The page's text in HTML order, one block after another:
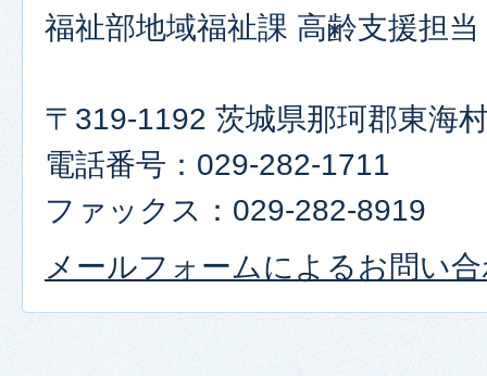
福祉部地域福祉課 高齢支援担当
〒319-1192 茨城県那珂郡東海
電話番号：029-282-1711
ファックス：029-282-8919
メールフォームによるお問い